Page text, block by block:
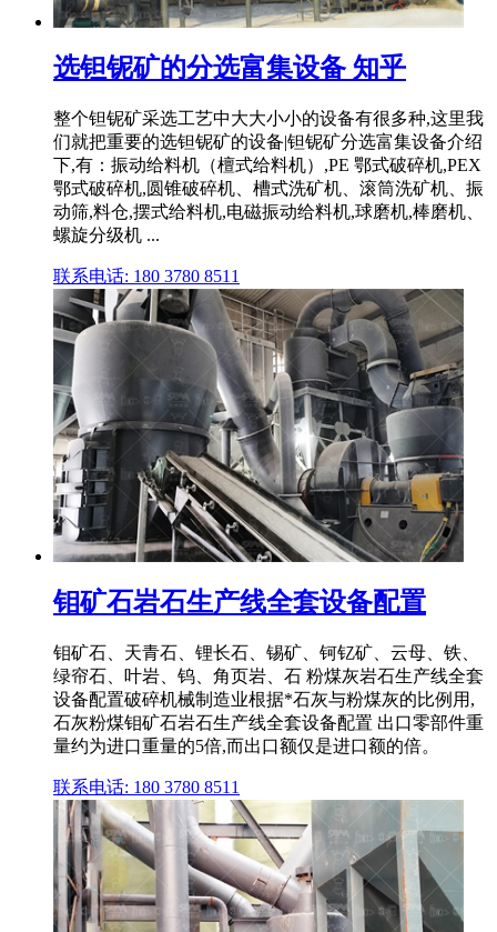
选钽铌矿的分选富集设备 知乎
整个钽铌矿采选工艺中大大小小的设备有很多种,这里我
们就把重要的选钽铌矿的设备|钽铌矿分选富集设备介绍
下,有：振动给料机（檀式给料机）,PE 鄂式破碎机,PEX
鄂式破碎机,圆锥破碎机、槽式洗矿机、滚筒洗矿机、振
动筛,料仓,摆式给料机,电磁振动给料机,球磨机,棒磨机、
螺旋分级机 ...
联系电话: 180 3780 8511
钼矿石岩石生产线全套设备配置
钼矿石、天青石、锂长石、锡矿、钶钇矿、云母、铁、
绿帘石、叶岩、钨、角页岩、石 粉煤灰岩石生产线全套
设备配置破碎机械制造业根据*石灰与粉煤灰的比例用,
石灰粉煤钼矿石岩石生产线全套设备配置 出口零部件重
量约为进口重量的5倍,而出口额仅是进口额的倍。
联系电话: 180 3780 8511